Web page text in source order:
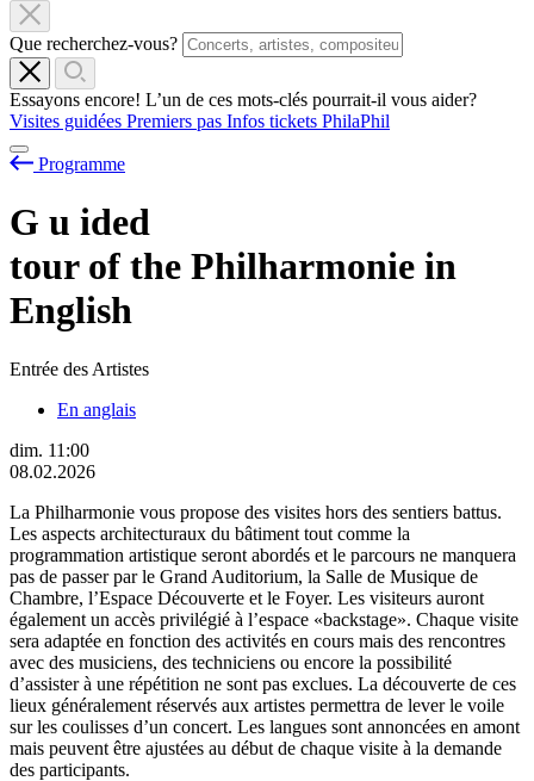
Que recherchez-vous?
Essayons encore! L’un de ces mots-clés pourrait-il vous aider?
Visites guidées Premiers pas Infos tickets PhilaPhil
Programme
G u ided
tour of the Philharmonie in
English
Entrée des Artistes
En anglais
dim. 11:00
08.02.2026
La Philharmonie vous propose des visites hors des sentiers battus.
Les aspects architecturaux du bâtiment tout comme la
programmation artistique seront abordés et le parcours ne manquera
pas de passer par le Grand Auditorium, la Salle de Musique de
Chambre, l’Espace Découverte et le Foyer. Les visiteurs auront
également un accès privilégié à l’espace «backstage». Chaque visite
sera adaptée en fonction des activités en cours mais des rencontres
avec des musiciens, des techniciens ou encore la possibilité
d’assister à une répétition ne sont pas exclues. La découverte de ces
lieux généralement réservés aux artistes permettra de lever le voile
sur les coulisses d’un concert. Les langues sont annoncées en amont
mais peuvent être ajustées au début de chaque visite à la demande
des participants.